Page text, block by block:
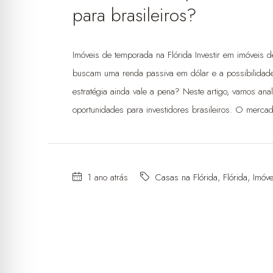
para brasileiros?
Imóveis de temporada na Flórida Investir em
buscam uma renda passiva em dólar e a
estratégia ainda vale a pena? Neste artigo, vamos
oportunidades para investidores brasileiros. O
1 ano atrás Casas na Flórida, Flórida,